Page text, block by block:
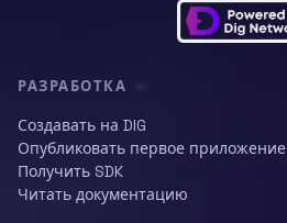
РАЗРАБОТКА
Создавать на DIG
Опубликовать первое приложение
Получить SDK
Читать документацию